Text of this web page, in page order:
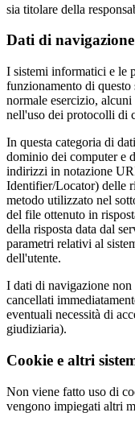
sia titolare della
Dati di navigazione
I sistemi informatici e le
funzionamento di
normale esercizio,
nell'uso dei protocolli di
In questa categoria di
dominio dei computer e
indirizzi in notazione
Identifier/Locator) delle
metodo utilizzato nel
del file ottenuto in
della risposta data dal
parametri relativi al
dell'utente.
I dati di navigazione
cancellati
eventuali necessità di
giudiziaria).
Cookie e altri
Non viene fatto uso di
vengono impiegati altri